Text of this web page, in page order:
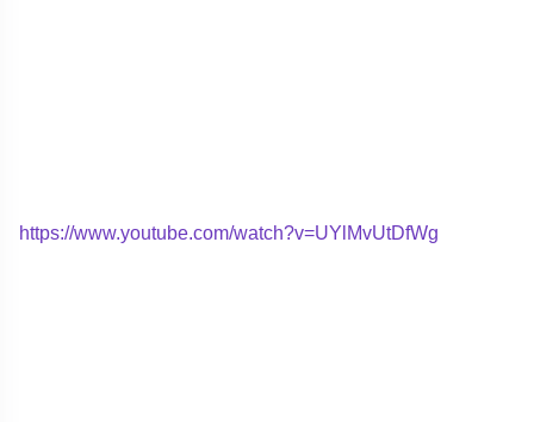
https://www.youtube.com/watch?v=UYlMvUtDfWg